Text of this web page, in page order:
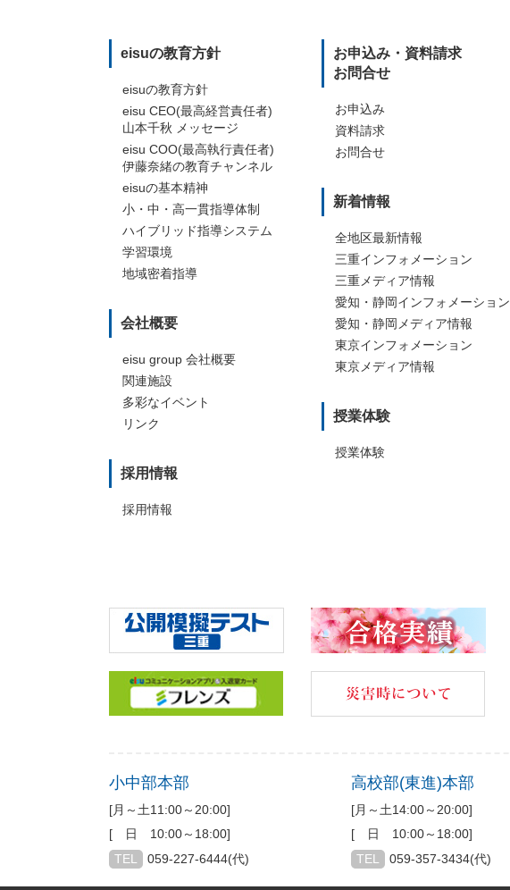
平田駅前校
旭ヶ丘校
津駅前校
久居駅前校
中川駅前校
松阪駅前校
明和校
小俣校
宇治山田駅前校
鵜方駅前校
上野駅前校
伊勢市駅南口校
志摩鵜方校
名張駅前校
eisuの教育方針
eisuの教育方針
eisu CEO(最高経営責任者)
山本千秋 メッセージ
eisu COO(最高執行責任者)
伊藤奈緒の教育チャンネル
eisuの基本精神
小・中・高一貫指導体制
ハイブリッド指導システム
学習環境
地域密着指導
会社概要
eisu group 会社概要
関連施設
多彩なイベント
リンク
採用情報
採用情報
お申込み・資料請求
お問合せ
お申込み
資料請求
お問合せ
新着情報
全地区最新情報
三重インフォメーション
三重メディア情報
愛知・静岡インフォメーション
愛知・静岡メディア情報
東京インフォメーション
東京メディア情報
授業体験
授業体験
小中部本部
[月～土11:00～20:00]
[ 日 10:00～18:00]
TEL
059-227-6444(代)
高校部(東進)本部
[月～土14:00～20:00]
[ 日 10:00～18:00]
TEL
059-357-3434(代)